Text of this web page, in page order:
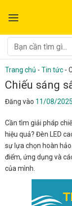
qua
dung
Tìm
kiếm:
Trang chủ - Tin tức -
Chiếu sáng
Đăng vào 11/08/2025
Cần tìm giải pháp
hiệu quả? Đèn LED
sự lựa chọn hoàn
điểm, ứng dụng và
của mình.